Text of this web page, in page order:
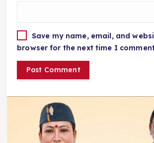
Save my name, email, and
browser for the next time I